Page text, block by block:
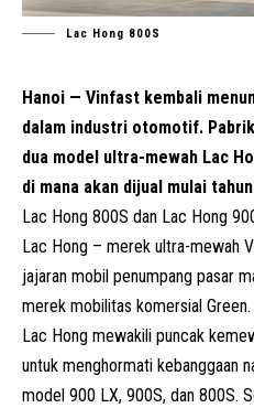
Lac Hong 800S
Hanoi — Vinfast kembali
dalam industri otomotif.
dua model ultra-mewah Lac
di mana akan dijual mulai
Lac Hong 800S dan Lac Hong
Lac Hong – merek ultra-mewah
jajaran mobil penumpang pasar
merek mobilitas komersial Green.
Lac Hong mewakili puncak
untuk menghormati kebanggaan
model 900 LX, 900S, dan 800S.